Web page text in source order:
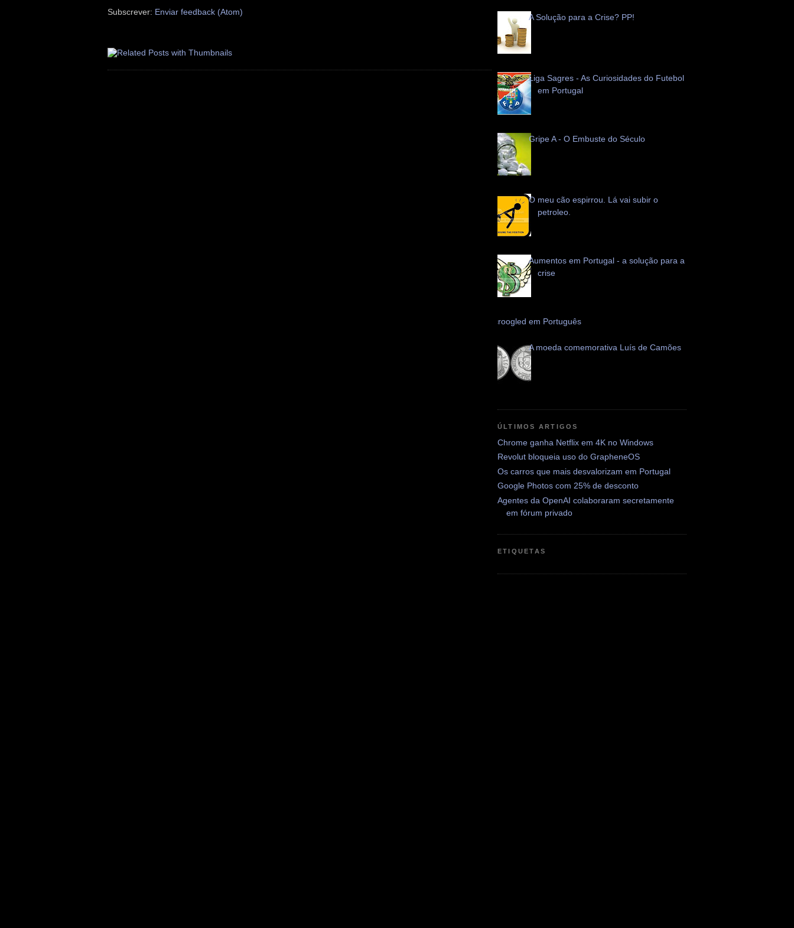
Subscrever: Enviar feedback (Atom)
A Solução para a Crise? PP!
Liga Sagres - As Curiosidades do Futebol
em Portugal
Gripe A - O Embuste do Século
O meu cão espirrou. Lá vai subir o
petroleo.
Aumentos em Portugal - a solução para a
crise
Scroogled em Português
A moeda comemorativa Luís de Camões
ÚLTIMOS ARTIGOS
Chrome ganha Netflix em 4K no Windows
Revolut bloqueia uso do GrapheneOS
Os carros que mais desvalorizam em Portugal
Google Photos com 25% de desconto
Agentes da OpenAI colaboraram secretamente
em fórum privado
ETIQUETAS